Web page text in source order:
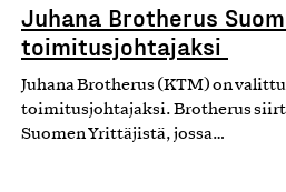
Juhana Brotherus
toimitusjohtajaksi
Juhana Brotherus (KTM) on
toimitusjohtajaksi. Brotherus
Suomen Yrittäjistä, jossa…